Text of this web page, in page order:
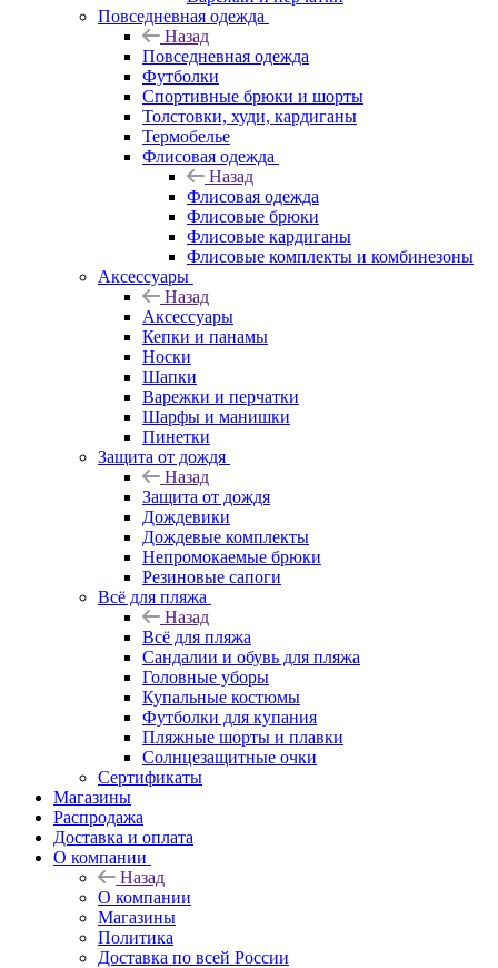
Повседневная одежда
Назад
Повседневная одежда
Футболки
Спортивные брюки и шорты
Толстовки, худи, кардиганы
Термобелье
Флисовая одежда
Назад
Флисовая одежда
Флисовые брюки
Флисовые кардиганы
Флисовые комплекты и комбинезоны
Аксессуары
Назад
Аксессуары
Кепки и панамы
Носки
Шапки
Варежки и перчатки
Шарфы и манишки
Пинетки
Защита от дождя
Назад
Защита от дождя
Дождевики
Дождевые комплекты
Непромокаемые брюки
Резиновые сапоги
Всё для пляжа
Назад
Всё для пляжа
Сандалии и обувь для пляжа
Головные уборы
Купальные костюмы
Футболки для купания
Пляжные шорты и плавки
Солнцезащитные очки
Сертификаты
Магазины
Распродажа
Доставка и оплата
О компании
Назад
О компании
Магазины
Политика
Доставка по всей России